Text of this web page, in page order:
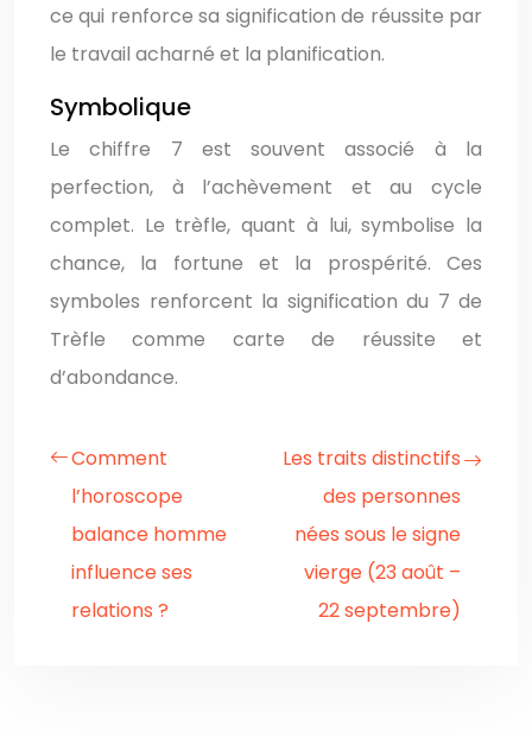
ce qui renforce sa signification de réussite par
le travail acharné et la planification.
Symbolique
Le chiffre 7 est souvent associé à la
perfection, à l’achèvement et au cycle
complet. Le trèfle, quant à lui, symbolise la
chance, la fortune et la prospérité. Ces
symboles renforcent la signification du 7 de
Trèfle comme carte de réussite et
d’abondance.
Comment
l’horoscope
balance homme
influence ses
relations ?
Les traits distinctifs
des personnes
nées sous le signe
vierge (23 août –
22 septembre)